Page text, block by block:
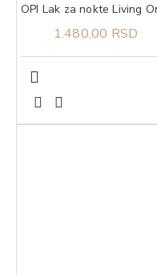
1.480,00 RSD